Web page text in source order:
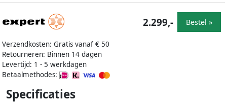
Verzendkosten: Gratis vanaf € 50
Retourneren: Binnen 14 dagen
Levertijd: 1 - 5 werkdagen
Betaalmethodes:
2.299,- Bestel »
Specificaties